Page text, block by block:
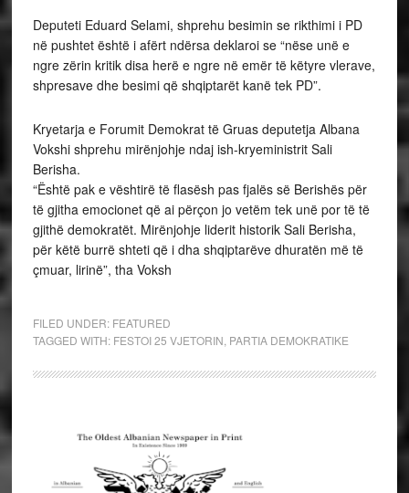
Deputeti Eduard Selami, shprehu besimin se rikthimi i PD
në pushtet është i afërt ndërsa deklaroi se “nëse unë e
ngre zërin kritik disa herë e ngre në emër të këtyre vlerave,
shpresave dhe besimi që shqiptarët kanë tek PD”.
Kryetarja e Forumit Demokrat të Gruas deputetja Albana
Vokshi shprehu mirënjohje ndaj ish-kryeministrit Sali
Berisha.
“Është pak e vështirë të flasësh pas fjalës së Berishës për
të gjitha emocionet që ai përçon jo vetëm tek unë por të të
gjithë demokratët. Mirënjohje liderit historik Sali Berisha,
për këtë burrë shteti që i dha shqiptarëve dhuratën më të
çmuar, lirinë”, tha Voksh
FILED UNDER: FEATURED
TAGGED WITH: FESTOI 25 VJETORIN PARTIA DEMOKRATIKE